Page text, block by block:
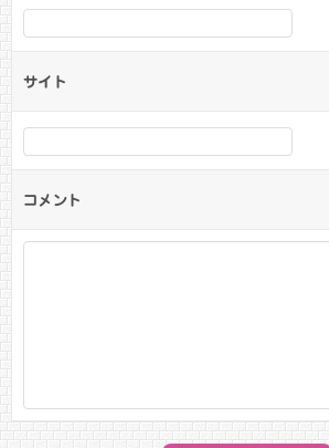
サイト
コメント